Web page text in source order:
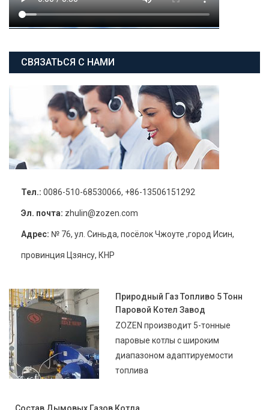
СВЯЗАТЬСЯ С НАМИ
Тел.: 0086-510-68530066, +86-13506151292
Эл. почта: zhulin@zozen.com
Адрес: № 76, ул. Синьда, посёлок Чжоуте ,город Исин,
провинция Цзянсу, КНР
Природный Газ Топливо 5 Тонн
Паровой Котел Завод
ZOZEN производит 5-тонные
паровые котлы с широким
диапазоном адаптируемости
топлива